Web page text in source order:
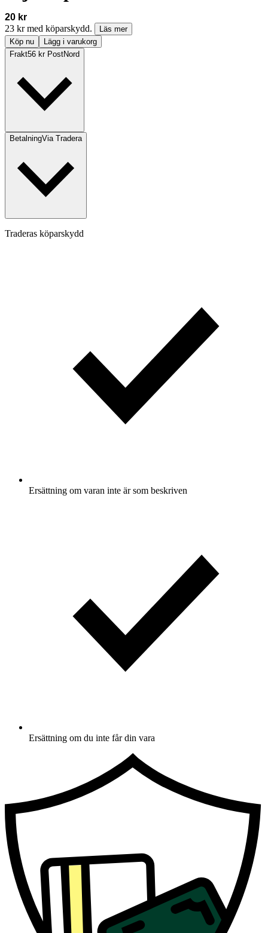
20 kr
23 kr med köparskydd.
Läs mer
Köp nu
Lägg i varukorg
Frakt56 kr PostNord
BetalningVia Tradera
Traderas köparskydd
Ersättning om varan inte är som beskriven
Ersättning om du inte får din vara